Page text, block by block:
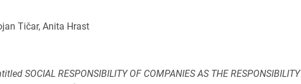
Tičar, Anita Hrast
SOCIAL RESPONSIBILITY OF COMPANIES AS THE RESPONSIBILITY